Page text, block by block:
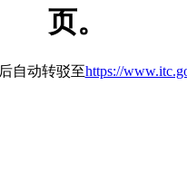
页。
自动转驳至https://